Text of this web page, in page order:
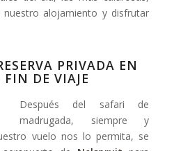
nuestro alojamiento y disfrutar
PRIVADA EN
FIN DE VIAJE
Después del safari de
madrugada, siempre y
vuelo nos lo permita, se